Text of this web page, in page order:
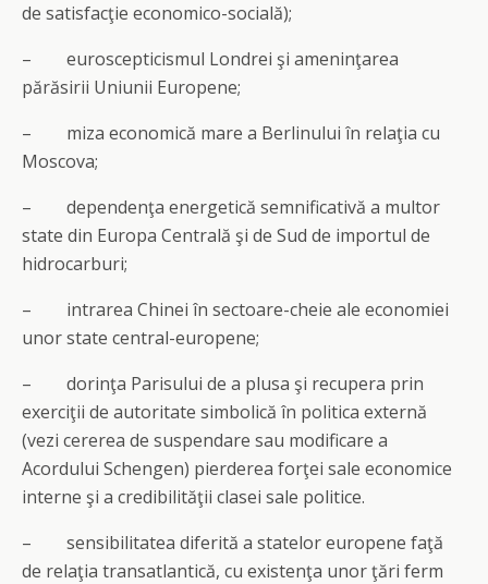
de satisfacţie economico-socială);
– euroscepticismul Londrei şi ameninţarea
părăsirii Uniunii Europene;
– miza economică mare a Berlinului în relaţia cu
Moscova;
– dependenţa energetică semnificativă a multor
state din Europa Centrală şi de Sud de importul de
hidrocarburi;
– intrarea Chinei în sectoare-cheie ale economiei
unor state central-europene;
– dorinţa Parisului de a plusa şi recupera prin
exerciţii de autoritate simbolică în politica externă
(vezi cererea de suspendare sau modificare a
Acordului Schengen) pierderea forţei sale economice
interne şi a credibilităţii clasei sale politice.
– sensibilitatea diferită a statelor europene faţă
de relaţia transatlantică, cu existenţa unor ţări ferm